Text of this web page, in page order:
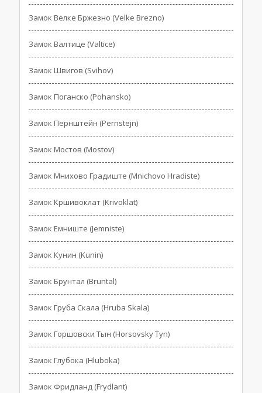
Замок Велке Бржезно (Velke Brezno)
Замок Валтице (Valtice)
Замок Швигов (Svihov)
Замок Поганско (Pohansko)
Замок Пернштейн (Pernstejn)
Замок Мостов (Mostov)
Замок Мнихово Градиште (Mnichovo Hradiste)
Замок Кршивоклат (Krivoklat)
Замок Емниште (Jemniste)
Замок Кунин (Kunin)
Замок Брунтал (Bruntal)
Замок Груба Скала (Hruba Skala)
Замок Горшовски Тын (Horsovsky Tyn)
Замок Глубока (Hluboka)
Замок Фридланд (Frydlant)